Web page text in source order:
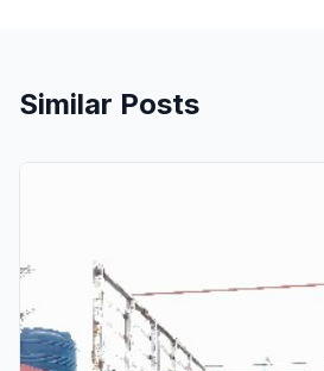
Similar Posts